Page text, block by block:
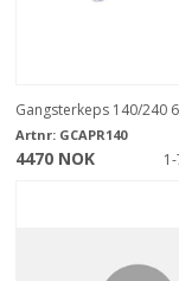
Gangsterkeps 140/240
Artnr: GCAPR140
4470 NOK